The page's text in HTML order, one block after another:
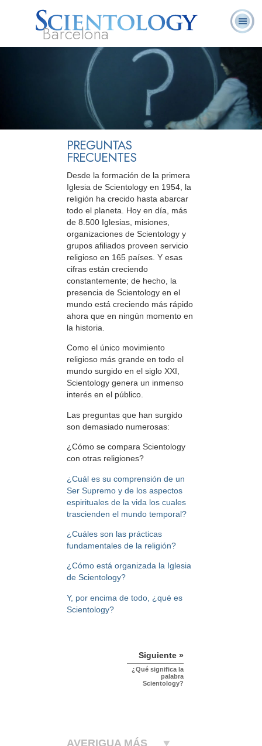
Barcelona
Scientology?
Ministros
Voluntarios
Preguntas más
frecuentes
PREGUNTAS
FRECUENTES
Desde la formación de la primera
Iglesia de Scientology en 1954, la
religión ha crecido hasta abarcar
todo el planeta. Hoy en día, más
de 8.500 Iglesias, misiones,
organizaciones de Scientology y
grupos afiliados proveen servicio
religioso en 165 países. Y esas
cifras están creciendo
constantemente; de hecho, la
presencia de Scientology en el
mundo está creciendo más rápido
ahora que en ningún momento en
la historia.
Como el único movimiento
religioso más grande en todo el
mundo surgido en el siglo XXI,
Scientology genera un inmenso
interés en el público.
Las preguntas que han surgido
son demasiado numerosas:
¿Cómo se compara Scientology
con otras religiones?
¿Cuál es su comprensión de un
Ser Supremo y de los aspectos
espirituales de la vida los cuales
trascienden el mundo temporal?
¿Cuáles son las prácticas
fundamentales de la religión?
¿Cómo está organizada la Iglesia
de Scientology?
Y, por encima de todo, ¿qué es
Scientology?
Siguiente »
¿Qué significa la
palabra
Scientology?
AVERIGUA MÁS